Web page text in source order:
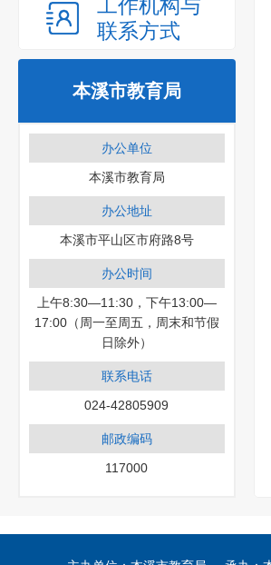
工作机构与
联系方式
本溪市教育局
办公单位
本溪市教育局
办公地址
本溪市平山区市府路8号
办公时间
上午8:30—11:30，下午13:00—
17:00（周一至周五，周末和节假
日除外）
联系电话
024-42805909
邮政编码
117000